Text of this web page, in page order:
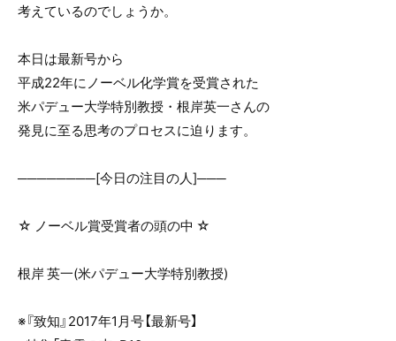
考えているのでしょうか。
本日は最新号から
平成22年にノーベル化学賞を受賞された
米パデュー大学特別教授・根岸英一さんの
発見に至る思考のプロセスに迫ります。
────────[今日の注目の人]───
☆ ノーベル賞受賞者の頭の中 ☆
根岸 英一(米パデュー大学特別教授)
※『致知』2017年1月号【最新号】